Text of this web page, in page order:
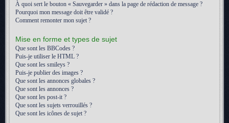
À quoi sert le bouton « Sauvegarder » dans la page de rédaction de message ?
Pourquoi mon message doit être validé ?
Comment remonter mon sujet ?
Mise en forme et types de sujet
Que sont les BBCodes ?
Puis-je utiliser le HTML ?
Que sont les smileys ?
Puis-je publier des images ?
Que sont les annonces globales ?
Que sont les annonces ?
Que sont les post-it ?
Que sont les sujets verrouillés ?
Que sont les icônes de sujet ?